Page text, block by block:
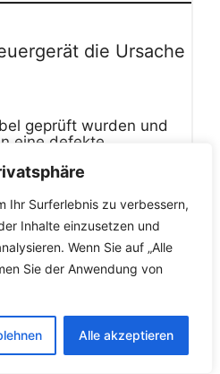
Ihr Surferlebnis zu verbessern,
Inhalte einzusetzen und
Wenn Sie auf „Alle
Sie der Anwendung von
Alle akzeptieren
die Ursache
geprüft wurden und
eine defekte
diagnostiziert?
G62 vs. G83